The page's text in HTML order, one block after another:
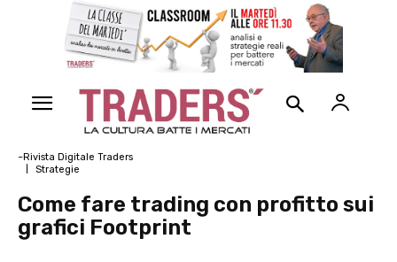
~Rivista Digitale Traders
Strategie
Come fare trading con profitto sui
grafici Footprint